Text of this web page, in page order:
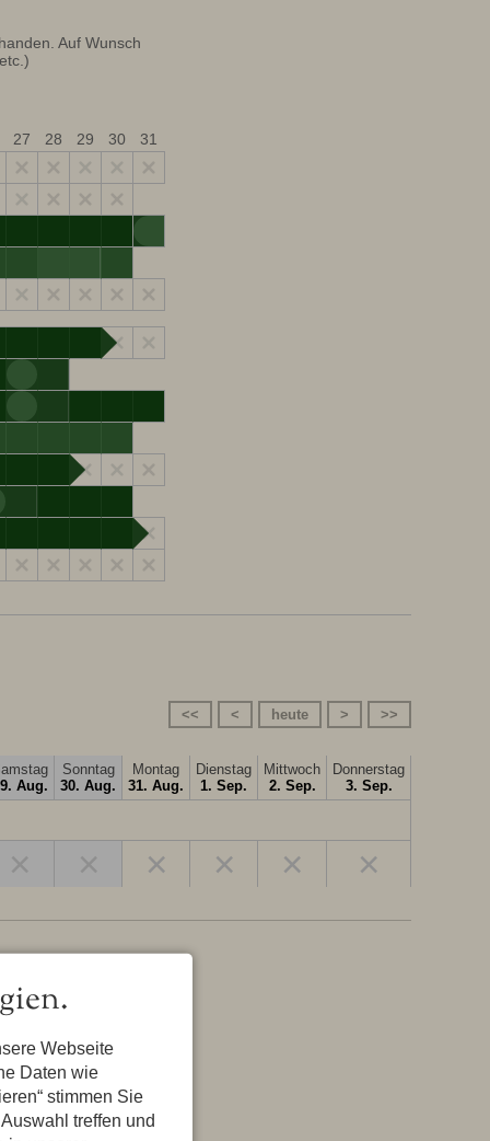
Auf Wunsch
27 28 29 30
31
>>
>
heute
<
<<
Aug.
Sonntag
30. Aug.
Montag
31. Aug.
Dienstag
1. Sep.
Mittwoch
2. Sep.
Donnerstag
3. Sep.
× × × ×
Webseite
Daten wie
stimmen Sie
treffen und